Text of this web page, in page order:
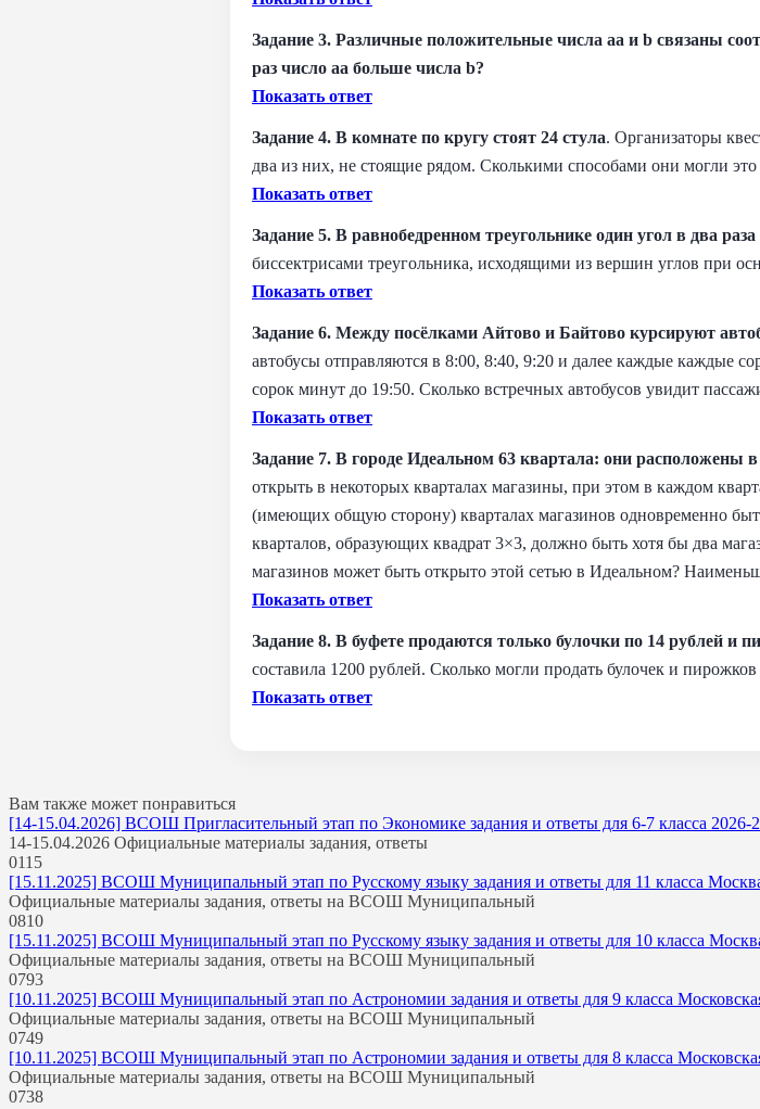
Задание 3. Различные положительные числа aa и b связаны
раз число aa больше числа b?
Показать ответ
Задание 4. В комнате по кругу стоят 24 стула. Организаторы
два из них, не стоящие рядом. Сколькими способами они могли это
Показать ответ
Задание 5. В равнобедренном треугольнике один угол в два
биссектрисами треугольника, исходящими из вершин углов при
Показать ответ
Задание 6. Между посёлками Айтово и Байтово курсируют
автобусы отправляются в 8:00, 8:40, 9:20 и далее каждые каждые
сорок минут до 19:50. Сколько встречных автобусов увидит
Показать ответ
Задание 7. В городе Идеальном 63 квартала: они расположены
открыть в некоторых кварталах магазины, при этом в каждом
(имеющих общую сторону) кварталах магазинов одновременно
кварталов, образующих квадрат 3×3, должно быть хотя бы два
магазинов может быть открыто этой сетью в Идеальном?
Показать ответ
Задание 8. В буфете продаются только булочки по 14 рублей и
составила 1200 рублей. Сколько могли продать булочек и
Показать ответ
Вам также может понравиться
[14-15.04.2026] ВСОШ Пригласительный этап по Экономике задания и ответы для 6-7 класса 2026-
14-15.04.2026 Официальные материалы задания, ответы
0115
[15.11.2025] ВСОШ Муниципальный этап по Русскому языку задания и ответы для 11 класса
Официальные материалы задания, ответы на ВСОШ Муниципальный
0810
[15.11.2025] ВСОШ Муниципальный этап по Русскому языку задания и ответы для 10 класса
Официальные материалы задания, ответы на ВСОШ Муниципальный
0793
[10.11.2025] ВСОШ Муниципальный этап по Астрономии задания и ответы для 9 класса Московская
Официальные материалы задания, ответы на ВСОШ Муниципальный
0749
[10.11.2025] ВСОШ Муниципальный этап по Астрономии задания и ответы для 8 класса Московская
Официальные материалы задания, ответы на ВСОШ Муниципальный
0738